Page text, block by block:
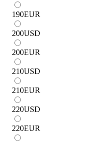
190EUR
200USD
200EUR
210USD
210EUR
220USD
220EUR